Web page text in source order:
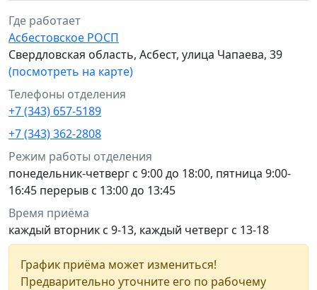
Где работает
Асбестовское РОСП
Свердловская область, Асбест, улица Чапаева, 39
(посмотреть на карте)
Телефоны отделения
+7 (343) 657-5189
+7 (343) 362-2808
Режим работы отделения
понедельник-четверг с 9:00 до 18:00, пятница 9:00-
16:45 перерыв с 13:00 до 13:45
Время приёма
каждый вторник с 9-13, каждый четверг с 13-18
График приёма может измениться!
Предварительно уточните его по рабочему